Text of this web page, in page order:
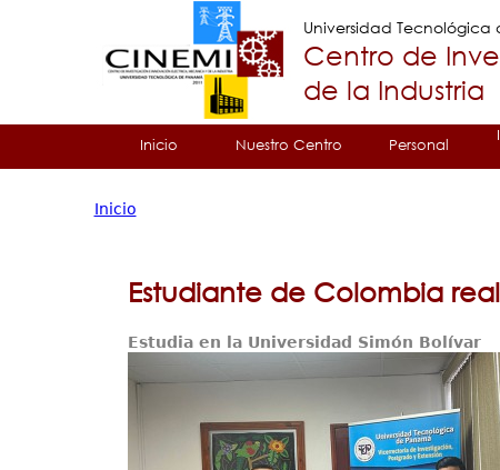
Universidad Tecnológica
Centro de
de la Industria
Tropical
Principal
Inicio Nuestro Centro Personal
está
Inicio
Estudiante de Colombia
Estudia en la Universidad Simón Bolívar